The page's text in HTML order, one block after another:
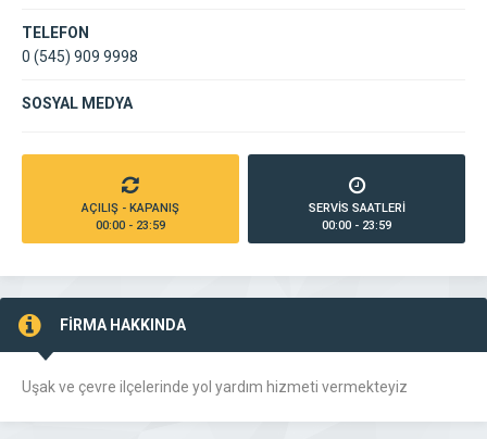
TELEFON
0 (545) 909 9998
SOSYAL MEDYA
AÇILIŞ - KAPANIŞ
00:00 - 23:59
SERVİS SAATLERİ
00:00 - 23:59
FİRMA HAKKINDA
Uşak ve çevre ilçelerinde yol yardım hizmeti vermekteyiz